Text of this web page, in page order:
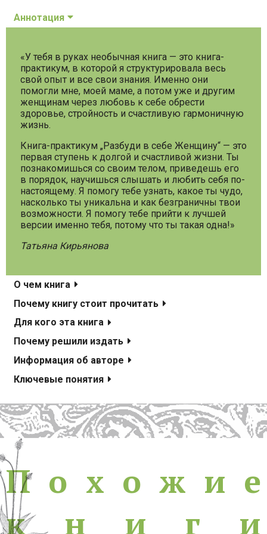
Аннотация
«У тебя в руках необычная книга — это книга-
практикум, в которой я структурировала весь
свой опыт и все свои знания. Именно они
помогли мне, моей маме, а потом уже и другим
женщинам через любовь к себе обрести
здоровье, стройность и счастливую гармоничную
жизнь.
Книга-практикум „Разбуди в себе Женщину“ — это
первая ступень к долгой и счастливой жизни. Ты
познакомишься со своим телом, приведешь его
в порядок, научишься слышать и любить себя по-
настоящему. Я помогу тебе узнать, какое ты чудо,
насколько ты уникальна и как безграничны твои
возможности. Я помогу тебе прийти к лучшей
версии именно тебя, потому что ты такая одна!»
Татьяна Кирьянова
О чем книга
Почему книгу стоит прочитать
Для кого эта книга
Почему решили издать
Информация об авторе
Ключевые понятия
Похожие книги
П о х о ж и е
к
н и г и